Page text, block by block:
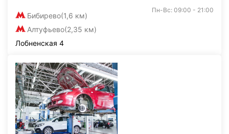
Бибирево(1,6 км)
Алтуфьево(2,35 км)
Пн-Вс: 09:00 - 21:00
Лобненская 4